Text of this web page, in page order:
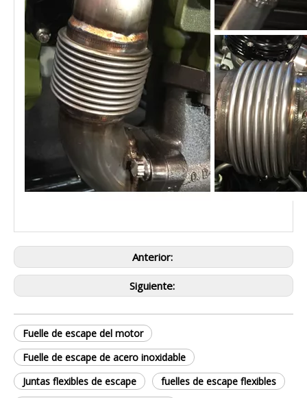
Anterior:
Siguiente:
Fuelle de escape del motor
Fuelle de escape de acero inoxidable
Juntas flexibles de escape
fuelles de escape flexibles